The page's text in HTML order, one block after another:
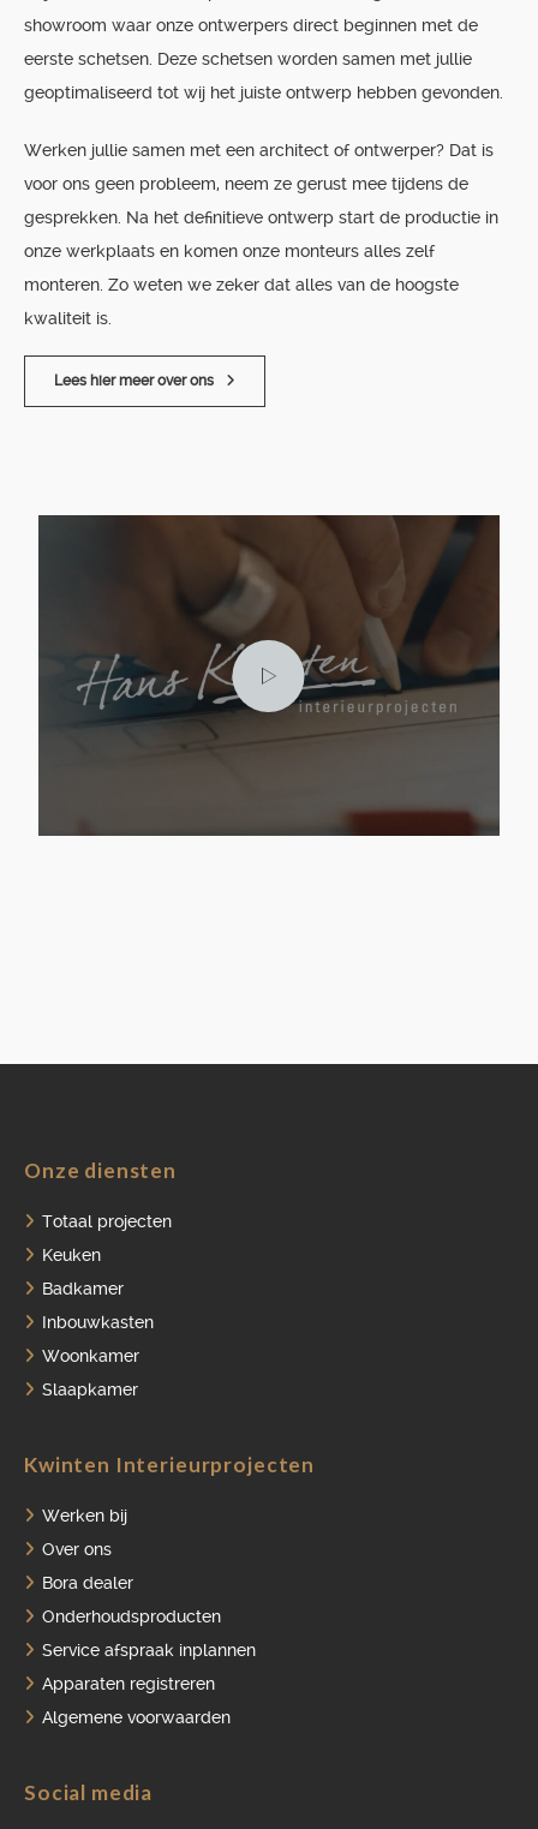
showroom waar onze ontwerpers direct beginnen met de
eerste schetsen. Deze schetsen worden samen met jullie
geoptimaliseerd tot wij het juiste ontwerp hebben gevonden.
Werken jullie samen met een architect of ontwerper? Dat is
voor ons geen probleem, neem ze gerust mee tijdens de
gesprekken. Na het definitieve ontwerp start de productie in
onze werkplaats en komen onze monteurs alles zelf
monteren. Zo weten we zeker dat alles van de hoogste
kwaliteit is.
Lees hier meer over ons
Onze diensten
Totaal projecten
Keuken
Badkamer
Inbouwkasten
Woonkamer
Slaapkamer
Kwinten Interieurprojecten
Werken bij
Over ons
Bora dealer
Onderhoudsproducten
Service afspraak inplannen
Apparaten registreren
Algemene voorwaarden
Social media